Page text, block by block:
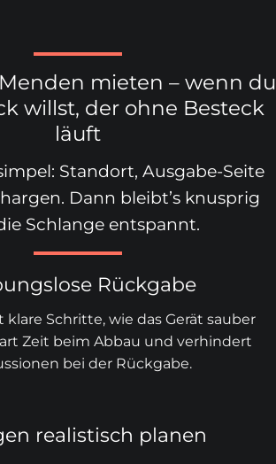
mieten – wenn du
willst, der ohne Besteck
läuft
Standort, Ausgabe-Seite
Dann bleibt’s knusprig
Schlange entspannt.
Rückgabe
Schritte, wie das Gerät sauber
Zeit beim Abbau und verhindert
bei der Rückgabe.
realistisch planen